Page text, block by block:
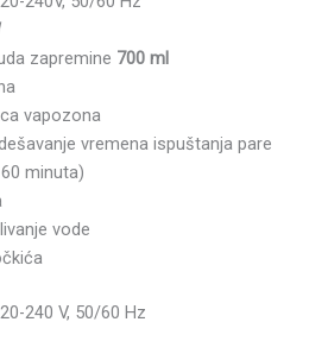
zapremine 700 ml
vapozona
vremena ispuštanja pare
minuta)
vode
240 V, 50/60 Hz